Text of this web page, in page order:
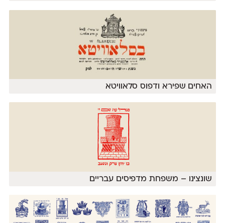
האחים שפירא ודפוס סלאוויטא
שונצינו – משפחת מדפיסים עבריים